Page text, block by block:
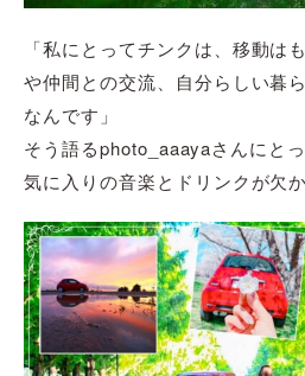
「私にとってチンクは、移動は
や仲間との交流、自分らしい暮
なんです」
そう語るphoto_aaayaさんにと
気に入りの音楽とドリンクが欠